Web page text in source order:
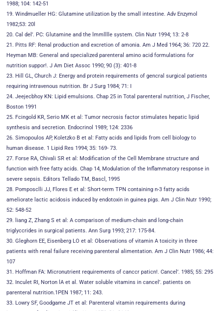
1988; 104: 142-51
19. Windmueller HG: Glutamine utilization by the small intestine. Adv Enzymol
1982;53: 20l
20. Cal del’. PC: Glutamine and the lmmlllle system. Clin Nutr 1994; 13: 2-8
21. Pitts RF: Renal production and excretion of amonia. Am J Med 1964; 36: 720 22.
Heyman MB: General and specialized parenteral amino acid formulations for
nutrition suppor!. J Am Diet Assoc 1990; 90 (3): 401-8
23. Hill GL, Church J: Energy and protein requirements of gencral surgical patients
requiring intravenous nutrition. Br J Surg 1984; 71: I
24. Jeejecbhoy KN: Lipid emulsions. Chap 25 in Total parenteral nutrition, J Fischer,
Boston 1991
25. Fcingold KR, Serio MK et al: Tumor necrosis factor stimulates hepatic lipid
synthesis and secretion. Endocrinol 1989; 124: 2336
26. Simopoulos AP, Koletzko B et al: Fatty acids and lipids from cell biology to
human disease. 1 Lipid Res 1994; 35: 169- 73.
27. Forse RA, Chivali SR et al: Modification of the Cell Membrane structure and
function with free fatty acids. Chap 14, Modulation of the Inflammatory response in
severe sepsis. Editors Tellado TM, Bascl, 1995
28. Pomposclli JJ, Flores E et al: Short-term TPN containing n-3 fatty acids
ameliorate lactic acidosis induced by endotoxin in guinea pigs. Am J Clin Nutr 1990;
52: 548-52
29. liang Z, Zhang S et al: A comparison of medium-chain and long-chain
triglyccrides in surgical patients. Ann Surg 1993; 217: 175-84.
30. Gleghorn EE, Eisenberg LO et al: Observations of vitamin A toxicity in three
patients with renal failure receiving parenteral alimentation. Am J Clin Nutr 1986; 44:
107
31. Hoffman FA: Micronutrient requirements of canccr paticn!. Cancel’. 1985; 55: 295
32. Inculet RI, Norton lA et al. Water soluble vitamins in cancel’. patients on
parenteral nutrition.1PEN 1987; 11: 243.
33. Lowry SF, Goodgame JT et al: Parenteral vitamin requirements during